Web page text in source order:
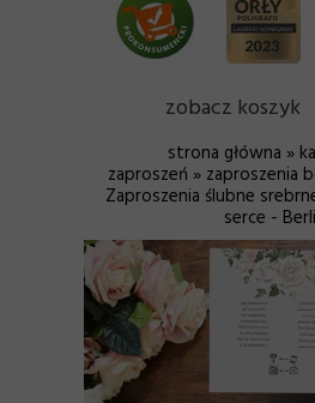
strona główna »
zaproszeń » zaproszenia
Zaproszenia ślubne
serce - Berli
zobacz koszyk